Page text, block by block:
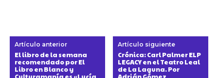
Artículo anterior
El libro de la semana
recomendado por El
Libro en Blanco y
Artículo siguiente
Crónica: Carl Palmer ELP
LEGACY en el Teatro Leal
de La Laguna. Por